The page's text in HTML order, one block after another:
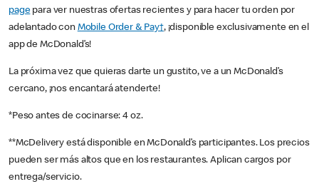
pagepara ver nuestras ofertas recientes y para hacer tu orden por
adelantado con Mobile Order & Pay†, ¡disponible exclusivamente en el
app de McDonald’s!
La próxima vez que quieras darte un gustito, ve a un McDonald’s
cercano, ¡nos encantará atenderte!
*Peso antes de cocinarse: 4 oz.
**McDelivery está disponible en McDonald’s participantes. Los precios
pueden ser más altos que en los restaurantes. Aplican cargos por
entrega/servicio.